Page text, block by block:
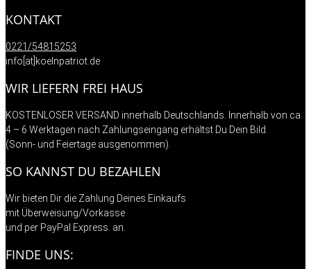
KONTAKT
0221/54815253
info[at]koelnpatriot.de
WIR LIEFERN FREI HAUS
KOSTENLOSER VERSAND innerhalb Deutschlands. Innerhalb von ca
4 – 6 Werktagen nach Zahlungseingang erhältst Du Dein Bild.
(Sonn- und Feiertage ausgenommen).
SO KANNST DU BEZAHLEN
Wir bieten Dir die Zahlung Deines Einkaufs
mit Überweisung/Vorkasse
und per PayPal Express. an.
FINDE UNS: